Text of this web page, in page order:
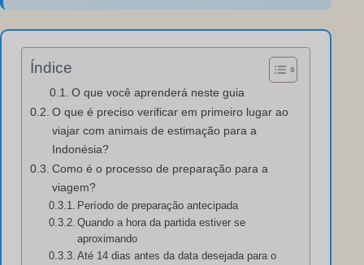
Índice
O que você aprenderá neste guia
O que é preciso verificar em primeiro lugar ao
viajar com animais de estimação para a
Indonésia?
Como é o processo de preparação para a
viagem?
Período de preparação antecipada
Quando a hora da partida estiver se
aproximando
Até 14 dias antes da data desejada para o